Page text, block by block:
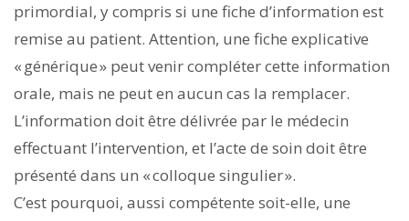
primordial, y compris si une fiche d’information est
remise au patient. Attention, une fiche explicative
« générique » peut venir compléter cette information
orale, mais ne peut en aucun cas la remplacer.
L’information doit être délivrée par le médecin
effectuant l’intervention, et l’acte de soin doit être
présenté dans un « colloque singulier ».
C’est pourquoi, aussi compétente soit-elle, une